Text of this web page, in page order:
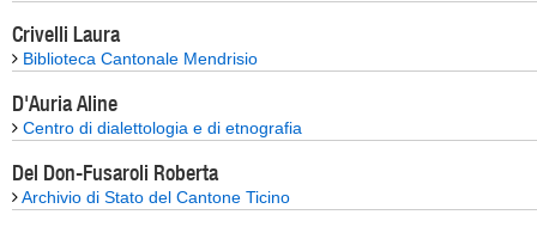
Crivelli Laura
Biblioteca Cantonale Mendrisio
D'Auria Aline
Centro di dialettologia e di etnografia
Del Don-Fusaroli Roberta
Archivio di Stato del Cantone Ticino